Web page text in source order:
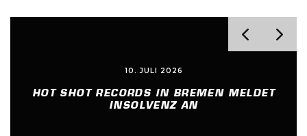
10. JULI 2026
HOT SHOT RECORDS IN BREMEN MELDET
INSOLVENZ AN